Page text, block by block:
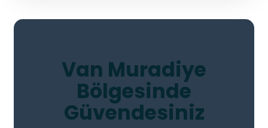
Van Muradiye
Bölgesinde
Güvendesiniz